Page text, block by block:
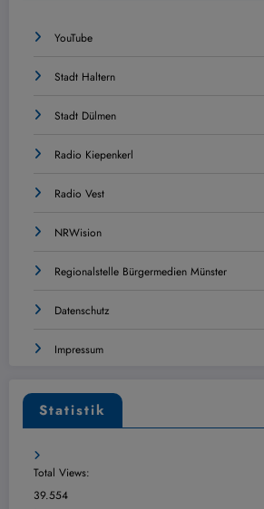
YouTube
Stadt Haltern
Stadt Dülmen
Radio Kiepenkerl
Radio Vest
NRWision
Regionalstelle Bürgermedien Münster
Datenschutz
Impressum
Statistik
Total Views:
39.554